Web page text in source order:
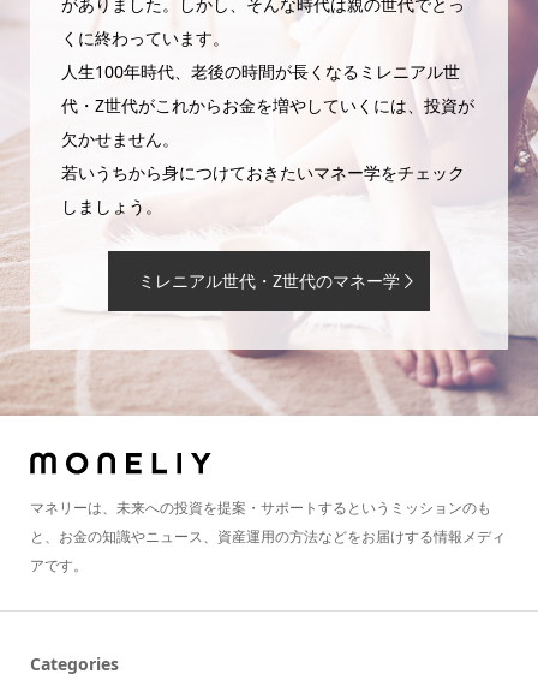
くに終わっています。
人生100年時代、老後の時間が長くなるミレニアル世
代・Z世代がこれからお金を増やしていくには、投資が
欠かせません。
若いうちから身につけておきたいマネー学をチェック
しましょう。
ミレニアル世代・Z世代のマネー学
マネリーは、未来への投資を提案・サポートするというミッションのも
と、お金の知識やニュース、資産運用の方法などをお届けする情報メディ
アです。
Categories